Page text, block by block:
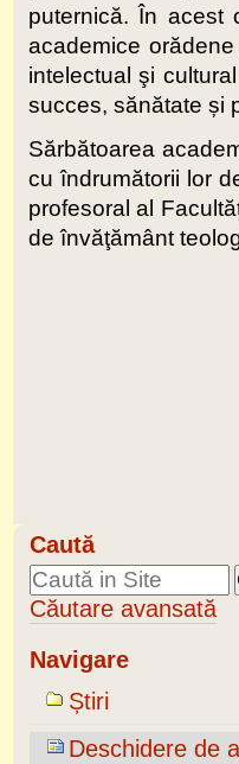
puternică. În acest
academice
intelectual şi
succes, sănătate și
Sărbătoarea
cu îndrumătorii lor
profesoral al
de învăţământ
Caută
Căutare avansată
Navigare
Știri
Deschidere de